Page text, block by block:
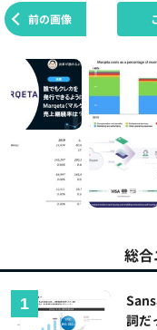
前の画像
総
詞だ